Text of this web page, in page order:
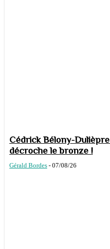
Cédrick Bélony-
décroche le bronze !
Gérald Bordes - 07/08/26